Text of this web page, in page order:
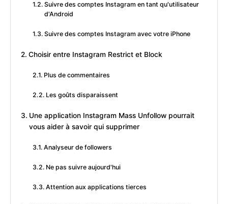
Suivre des comptes Instagram en tant qu'utilisateur
d'Android
Suivre des comptes Instagram avec votre iPhone
Choisir entre Instagram Restrict et Block
Plus de commentaires
Les goûts disparaissent
Une application Instagram Mass Unfollow pourrait
vous aider à savoir qui supprimer
Analyseur de followers
Ne pas suivre aujourd'hui
Attention aux applications tierces